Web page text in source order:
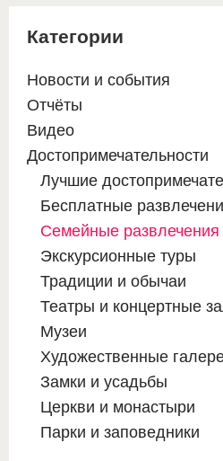
Категории
Новости и события
Отчёты
Видео
Достопримечательности
Лучшие
Бесплатные
Семейные развлечения
Экскурсионные туры
Традиции и обычаи
Театры и концертные
Музеи
Художественные
Замки и усадьбы
Церкви и монастыри
Парки и заповедники